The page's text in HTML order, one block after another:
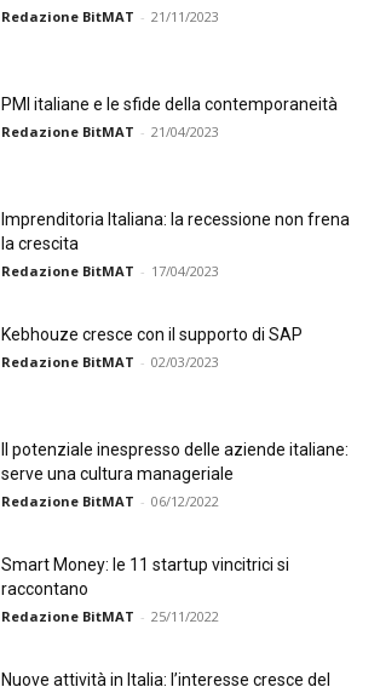
Redazione BitMAT - 21/11/2023
PMI italiane e le sfide della contemporaneità
Redazione BitMAT - 21/04/2023
Imprenditoria Italiana: la recessione non frena
la crescita
Redazione BitMAT - 17/04/2023
Kebhouze cresce con il supporto di SAP
Redazione BitMAT - 02/03/2023
Il potenziale inespresso delle aziende italiane:
serve una cultura manageriale
Redazione BitMAT - 06/12/2022
Smart Money: le 11 startup vincitrici si
raccontano
Redazione BitMAT - 25/11/2022
Nuove attività in Italia: l’interesse cresce del